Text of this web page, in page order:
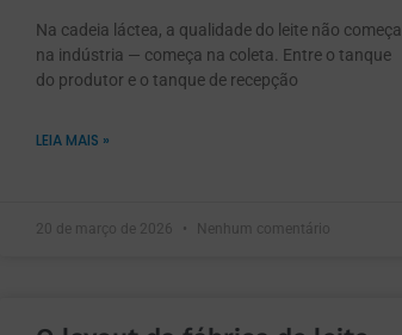
Na cadeia láctea, a qualidade do leite não começa
na indústria — começa na coleta. Entre o tanque
do produtor e o tanque de recepção
LEIA MAIS »
20 de março de 2026 Nenhum comentário